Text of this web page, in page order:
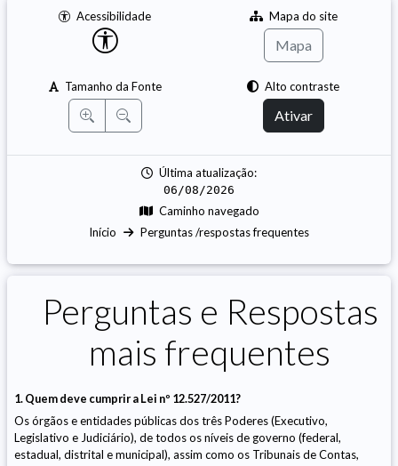
Acessibilidade Mapa do site
Mapa
Tamanho da Fonte Alto contraste
Ativar
Última atualização:
06/08/2026
Caminho navegado
Início
Perguntas /respostas frequentes
Perguntas e Respostas
mais frequentes
1. Quem deve cumprir a Lei nº 12.527/2011?
Os órgãos e entidades públicas dos três Poderes (Executivo,
Legislativo e Judiciário), de todos os níveis de governo (federal,
estadual, distrital e municipal), assim como os Tribunais de Contas,